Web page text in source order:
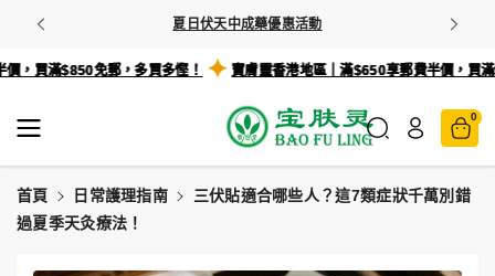
跳至內容
💡 夏日伏天中成藥優惠活動
半價，買滿$850免郵，多買多慳！ 寶膚靈香港地區｜滿$650享郵費半價
0
首頁 日常護理指南
三伏貼適合哪些人？這7類症狀千萬別錯
過夏季天灸療法！